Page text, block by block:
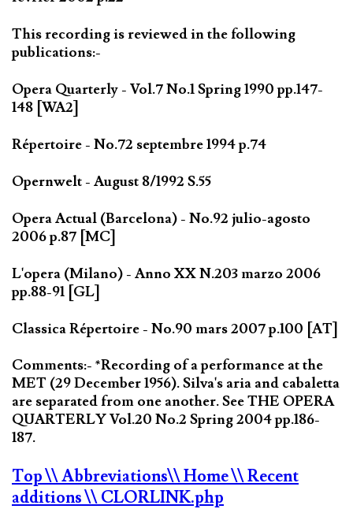
This recording is reviewed in the following
publications:-
Opera Quarterly - Vol.7 No.1 Spring 1990 pp.147-
148 [WA2]
Répertoire - No.72 septembre 1994 p.74
Opernwelt - August 8/1992 S.55
Opera Actual (Barcelona) - No.92 julio-agosto
2006 p.87 [MC]
L'opera (Milano) - Anno XX N.203 marzo 2006
pp.88-91 [GL]
Classica Répertoire - No.90 mars 2007 p.100 [AT]
Comments:- *Recording of a performance at the
MET (29 December 1956). Silva's aria and cabaletta
are separated from one another. See THE OPERA
QUARTERLY Vol.20 No.2 Spring 2004 pp.186-
187.
Top\\ Abbreviations\\ Home\\ Recent
additions\\ CLORLINK.php